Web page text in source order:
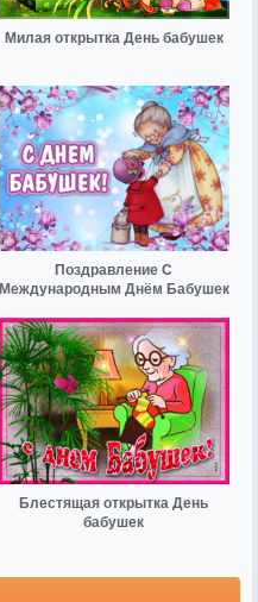
Милая открытка День бабушек
Поздравление С
Международным Днём Бабушек
Блестящая открытка День
бабушек